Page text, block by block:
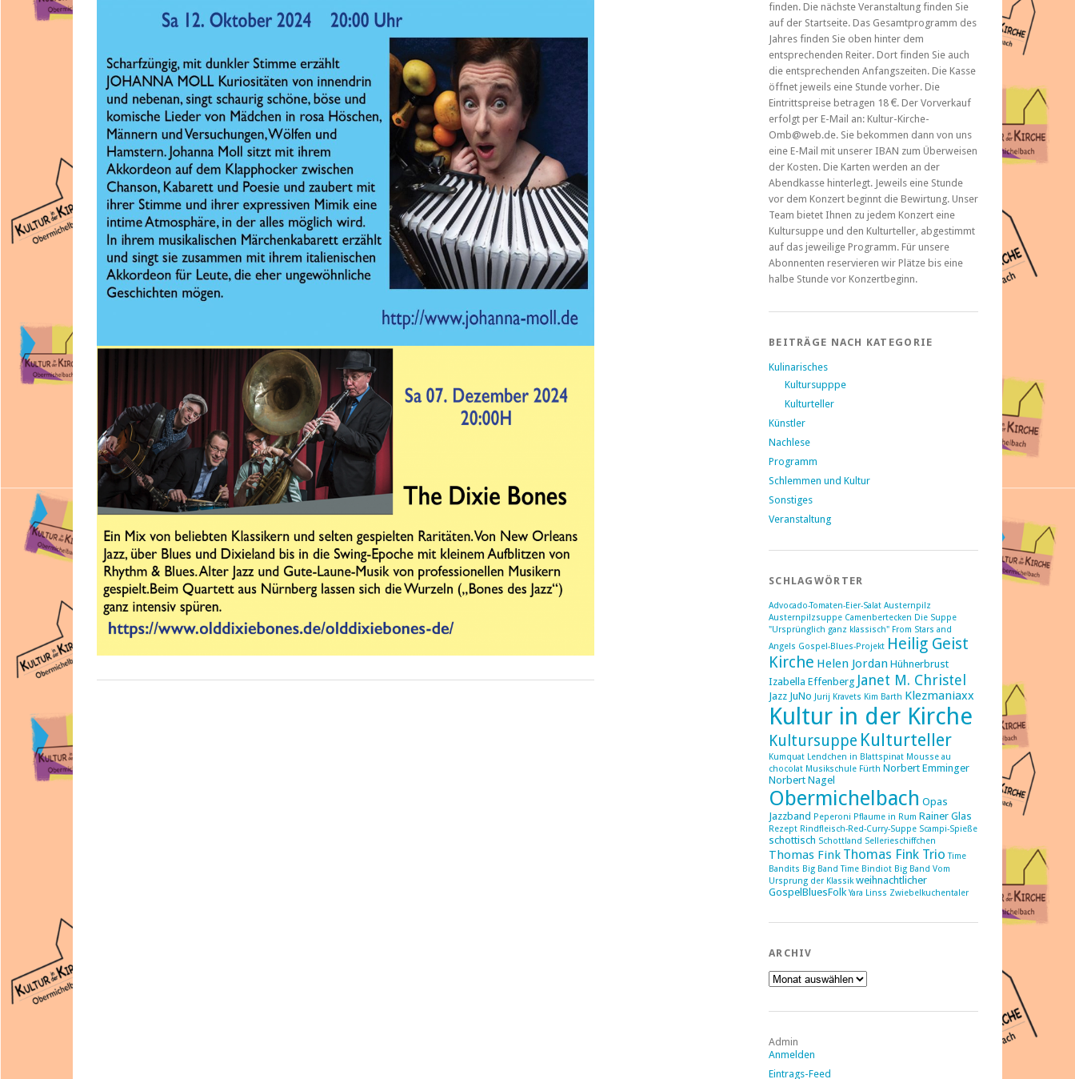
finden. Die nächste Veranstaltung finden Sie
auf der Startseite. Das Gesamtprogramm des
Jahres finden Sie oben hinter dem
entsprechenden Reiter. Dort finden Sie auch
die entsprechenden Anfangszeiten. Die Kasse
öffnet jeweils eine Stunde vorher. Die
Eintrittspreise betragen 18 €. Der Vorverkauf
erfolgt per E-Mail an: Kultur-Kirche-
Omb@web.de. Sie bekommen dann von uns
eine E-Mail mit unserer IBAN zum Überweisen
der Kosten. Die Karten werden an der
Abendkasse hinterlegt. Jeweils eine Stunde
vor dem Konzert beginnt die Bewirtung. Unser
Team bietet Ihnen zu jedem Konzert eine
Kultursuppe und den Kulturteller, abgestimmt
auf das jeweilige Programm. Für unsere
Abonnenten reservieren wir Plätze bis eine
halbe Stunde vor Konzertbeginn.
BEITRÄGE NACH KATEGORIE
Kulinarisches
Kultursupppe
Kulturteller
Künstler
Nachlese
Programm
Schlemmen und Kultur
Sonstiges
Veranstaltung
SCHLAGWÖRTER
Advocado-Tomaten-Eier-Salat Austernpilz
Austernpilzsuppe Camenbertecken Die Suppe
"Ursprünglich ganz klassisch" From Stars and
Angels Gospel-Blues-Projekt Heilig Geist
Kirche Helen Jordan Hühnerbrust
Izabella Effenberg Janet M. Christel
Jazz JuNo Jurij Kravets Kim Barth Klezmaniaxx
Kultur in der Kirche
Kultursuppe Kulturteller
Kumquat Lendchen in Blattspinat Mousse au
chocolat Musikschule Fürth Norbert Emminger
Norbert Nagel
Obermichelbach Opas
Jazzband Peperoni Pflaume in Rum Rainer Glas
Rezept Rindfleisch-Red-Curry-Suppe Scampi-Spieße
schottisch Schottland Sellerieschiffchen
Thomas Fink Thomas Fink Trio Time
Bandits Big Band Time Bindiot Big Band Vom
Ursprung der Klassik weihnachtlicher
GospelBluesFolk Yara Linss Zwiebelkuchentaler
ARCHIV
Archiv
Admin
Anmelden
Eintrags-Feed